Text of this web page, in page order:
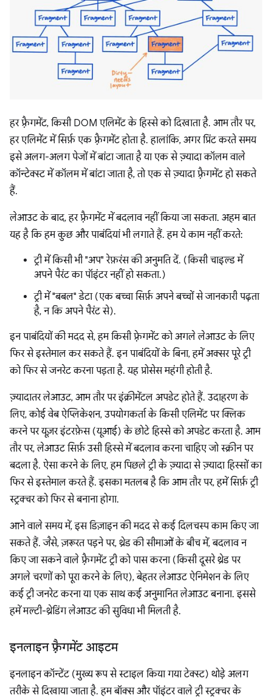
हर फ़्रैगमेंट, किसी DOM एलिमेंट के हिस्से को दिखाता है. आम तौर पर,
हर एलिमेंट में सिर्फ़ एक फ़्रैगमेंट होता है. हालांकि, अगर प्रिंट करते समय
इसे अलग-अलग पेजों में बांटा जाता है या एक से ज़्यादा कॉलम वाले
कॉन्टेक्स्ट में कॉलम में बांटा जाता है, तो एक से ज़्यादा फ़्रैगमेंट हो सकते
हैं.
लेआउट के बाद, हर फ़्रैगमेंट में बदलाव नहीं किया जा सकता. अहम बात
यह है कि हम कुछ और पाबंदियां भी लगाते हैं. हम ये काम नहीं करते:
ट्री में किसी भी "अप" रेफ़रंस की अनुमति दें. (किसी चाइल्ड में
अपने पैरंट का पॉइंटर नहीं हो सकता.)
ट्री में "बबल" डेटा (एक बच्चा सिर्फ़ अपने बच्चों से जानकारी पढ़ता
है, न कि अपने पैरंट से).
इन पाबंदियों की मदद से, हम किसी फ़्रेगमेंट को अगले लेआउट के लिए
फिर से इस्तेमाल कर सकते हैं. इन पाबंदियों के बिना, हमें अक्सर पूरे ट्री
को फिर से जनरेट करना पड़ता है. यह प्रोसेस महंगी होती है.
ज़्यादातर लेआउट, आम तौर पर इंक्रीमेंटल अपडेट होते हैं. उदाहरण के
लिए, कोई वेब ऐप्लिकेशन, उपयोगकर्ता के किसी एलिमेंट पर क्लिक
करने पर यूज़र इंटरफ़ेस (यूआई) के छोटे हिस्से को अपडेट करता है. आम
तौर पर, लेआउट सिर्फ़ उसी हिस्से में बदलाव करना चाहिए जो स्क्रीन पर
बदला है. ऐसा करने के लिए, हम पिछले ट्री के ज़्यादा से ज़्यादा हिस्सों का
फिर से इस्तेमाल करते हैं. इसका मतलब है कि आम तौर पर, हमें सिर्फ़ ट्री
स्ट्रक्चर को फिर से बनाना होगा.
आने वाले समय में, इस डिज़ाइन की मदद से कई दिलचस्प काम किए जा
सकते हैं. जैसे, ज़रूरत पड़ने पर, थ्रेड की सीमाओं के बीच में, बदलाव न
किए जा सकने वाले फ़्रैगमेंट ट्री को पास करना (किसी दूसरे थ्रेड पर
अगले चरणों को पूरा करने के लिए), बेहतर लेआउट ऐनिमेशन के लिए
कई ट्री जनरेट करना या एक साथ कई अनुमानित लेआउट बनाना. इससे
हमें मल्टी-थ्रेडिंग लेआउट की सुविधा भी मिलती है.
इनलाइन फ़्रैगमेंट आइटम
इनलाइन कॉन्टेंट (मुख्य रूप से स्टाइल किया गया टेक्स्ट) थोड़े अलग
तरीके से दिखाया जाता है. हम बॉक्स और पॉइंटर वाले ट्री स्ट्रक्चर के